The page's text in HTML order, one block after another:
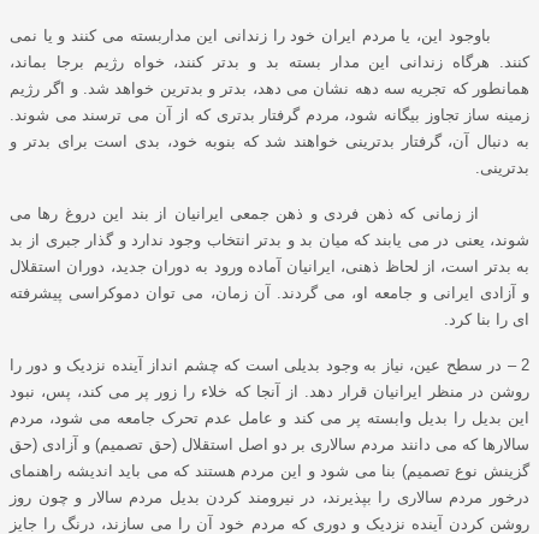
باوجود این، یا مردم ایران خود را زندانی این مداربسته می کنند و یا نمی
کنند. هرگاه زندانی این مدار بسته بد و بدتر کنند، خواه رﮊیم برجا بماند،
همانطور که تجریه سه دهه نشان می دهد، بدتر و بدترین خواهد شد. و اگر رﮊیم
زمینه ساز تجاوز بیگانه شود، مردم گرفتار بدتری که از آن می ترسند می شوند.
به دنبال آن، گرفتار بدترینی خواهند شد که بنوبه خود، بدی است برای بدتر و
بدترینی.
از زمانی که ذهن فردی و ذهن جمعی ایرانیان از بند این دروغ رها می
شوند، یعنی در می یابند که میان بد و بدتر انتخاب وجود ندارد و گذار جبری از بد
به بدتر است، از لحاظ ذهنی، ایرانیان آماده ورود به دوران جدید، دوران استقلال
و آزادی ایرانی و جامعه او، می گردند. آن زمان، می توان دموکراسی پیشرفته
ای را بنا کرد.
2 – در سطح عین، نیاز به وجود بدیلی است که چشم انداز آینده نزدیک و دور را
روشن در منظر ایرانیان قرار دهد. از آنجا که خلاء را زور پر می کند، پس، نبود
این بدیل را بدیل وابسته پر می کند و عامل عدم تحرک جامعه می شود، مردم
سالارها که می دانند مردم سالاری بر دو اصل استقلال (حق تصمیم) و آزادی (حق
گزینش نوع تصمیم) بنا می شود و این مردم هستند که می باید اندیشه راهنمای
درخور مردم سالاری را بپذیرند، در نیرومند کردن بدیل مردم سالار و چون روز
روشن کردن آینده نزدیک و دوری که مردم خود آن را می سازند، درنگ را جایز